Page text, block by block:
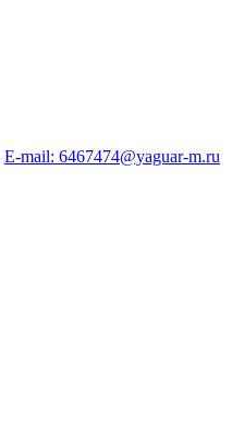
E-mail: 6467474@yaguar-m.ru